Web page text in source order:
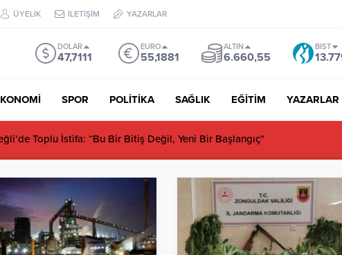
ÜYELİK İLETİŞİM YAZARLAR
DOLAR
47,7111
EURO
55,1881
ALTIN
6.660,55
BIST
SPOR POLİTİKA SAĞLIK EĞİTİM YAZARLAR
Toplu İstifa: “Bu Bir Bitiş Değil, Yeni Bir Başlangıç”